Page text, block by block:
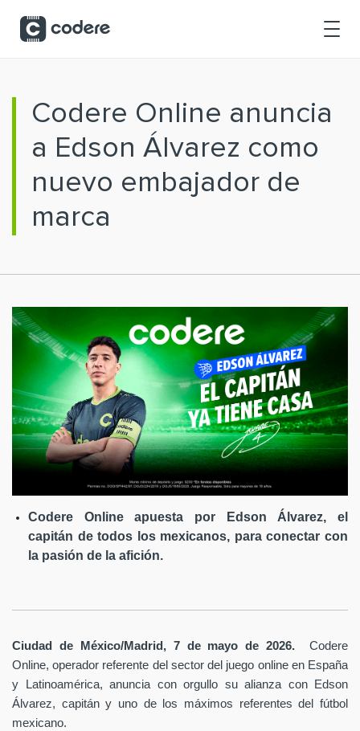
Codere Online anuncia
a Edson Álvarez como
nuevo embajador de
marca
Codere Online apuesta por Edson Álvarez, el
capitán de todos los mexicanos, para conectar con
la pasión de la afición.
Ciudad de México/Madrid, 7 de mayo de 2026. Codere
Online, operador referente del sector del juego online en España
y Latinoamérica, anuncia con orgullo su alianza con Edson
Álvarez, capitán y uno de los máximos referentes del fútbol
mexicano.